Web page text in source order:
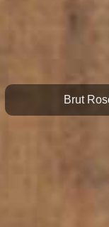
Brut